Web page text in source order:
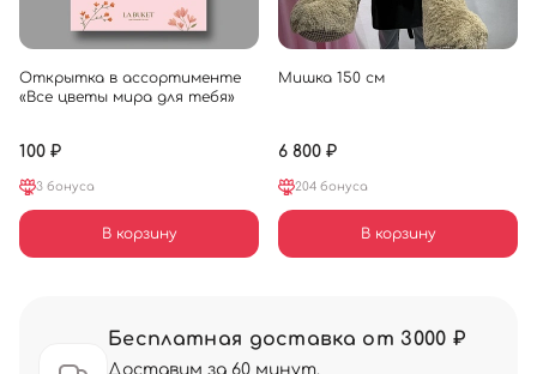
Открытка в ассортименте
«Все цветы мира для тебя»
100 ₽
3 бонуса
В корзину
Мишка 150 см
6 800 ₽
204 бонуса
В корзину
Бесплатная доставка от 3000 ₽
Доставим за 60 минут.